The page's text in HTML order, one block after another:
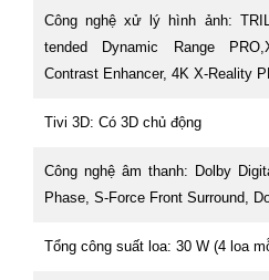
Công nghệ xử lý hình ảnh:
tended Dynamic Range
Contrast Enhancer, 4K X-Reality
Tivi 3D: Có 3D chủ động
Công nghệ âm thanh: Dolby
Phase, S-Force Front Surround,
Tổng công suất loa: 30 W (4 loa